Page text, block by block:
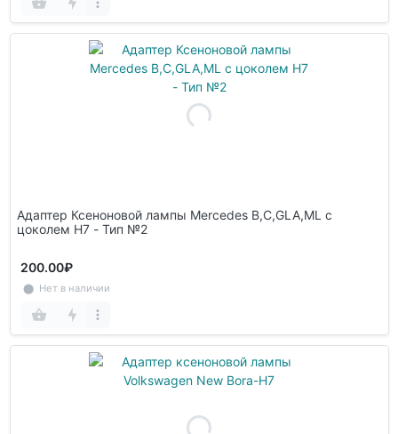
Адаптер Ксеноновой лампы Mercedes B,C,GLA,ML с
цоколем Н7 - Тип №2
200.00₽
⬤ Нет в наличии